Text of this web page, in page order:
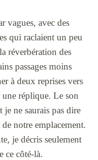
vagues, avec des
qui raclaient un peu
réverbération des
passages moins
à deux reprises vers
réplique. Le son
je ne saurais pas dire
notre emplacement.
je décris seulement
ce côté-là.